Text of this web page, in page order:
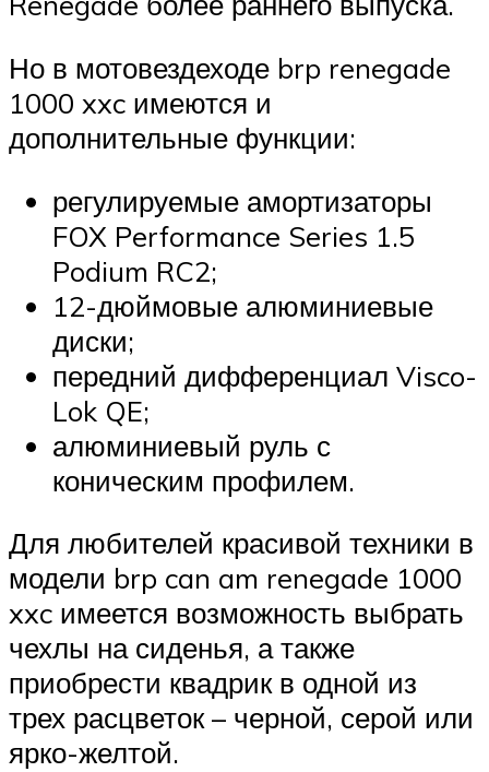
Но в мотовездеходе brp renegade
1000 xxc имеются и
дополнительные функции:
регулируемые амортизаторы
FOX Performance Series 1.5
Podium RC2;
12-дюймовые алюминиевые
диски;
передний дифференциал Visco-
Lok QE;
алюминиевый руль с
коническим профилем.
Для любителей красивой техники в
модели brp can am renegade 1000
xxc имеется возможность выбрать
чехлы на сиденья, а также
приобрести квадрик в одной из
трех расцветок – черной, серой или
ярко-желтой.